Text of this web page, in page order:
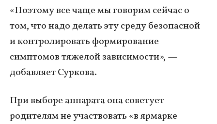
«Поэтому все чаще мы говорим сейчас о
том, что надо делать эту среду безопасной
и контролировать формирование
симптомов тяжелой зависимости», —
добавляет Суркова.
При выборе аппарата она советует
родителям не участвовать «в ярмарке